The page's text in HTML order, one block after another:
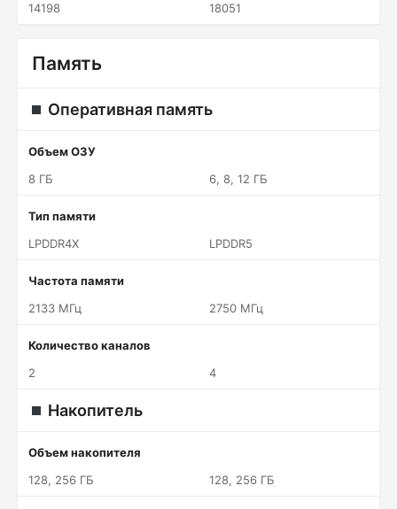
14198
18051
Память
Оперативная память
Объем ОЗУ
8 ГБ
6, 8, 12 ГБ
Тип памяти
LPDDR4X
LPDDR5
Частота памяти
2133 МГц
2750 МГц
Количество каналов
2
4
Накопитель
Объем накопителя
128, 256 ГБ
128, 256 ГБ